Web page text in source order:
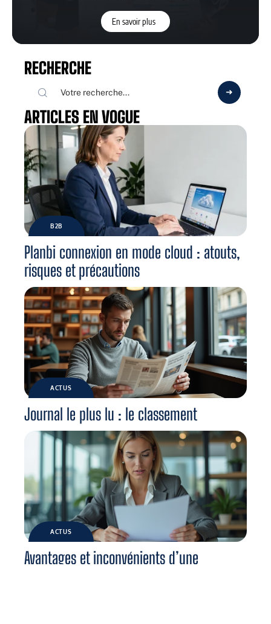
En savoir plus
RECHERCHE
ARTICLES EN VOGUE
B2B
Planbi connexion en mode cloud : atouts,
risques et précautions
ACTUS
Journal le plus lu : le classement
ACTUS
Avantages et inconvénients d’une